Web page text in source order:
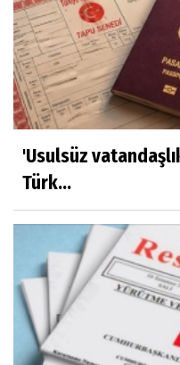
'Usulsüz
Türk...